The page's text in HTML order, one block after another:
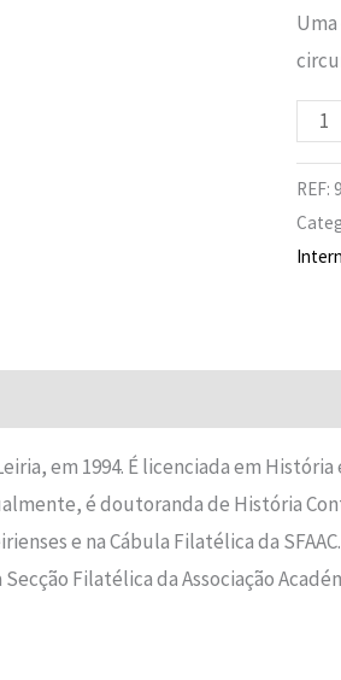
REF:
em 1994. É licenciada em
é doutoranda de História
e na Cábula Filatélica da
Filatélica da Associação